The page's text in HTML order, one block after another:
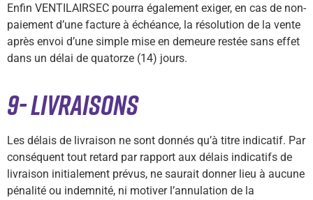
Enfin VENTILAIRSEC pourra également exiger, en cas de non-
paiement d’une facture à échéance, la résolution de la vente
après envoi d’une simple mise en demeure restée sans effet
dans un délai de quatorze (14) jours.
9- LIVRAISONS
Les délais de livraison ne sont donnés qu’à titre indicatif. Par
conséquent tout retard par rapport aux délais indicatifs de
livraison initialement prévus, ne saurait donner lieu à aucune
pénalité ou indemnité, ni motiver l’annulation de la